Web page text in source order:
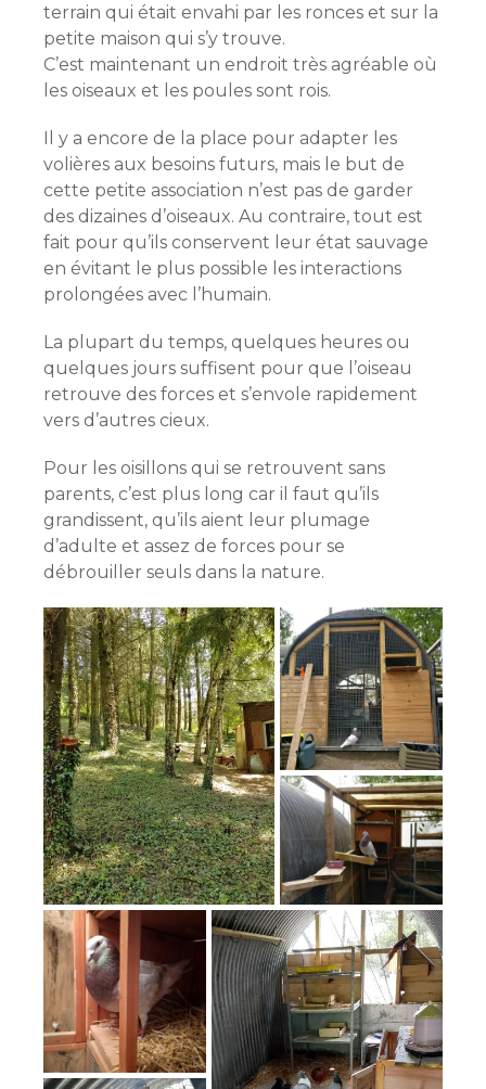
terrain qui était envahi par les ronces et sur la
petite maison qui s’y trouve.
C’est maintenant un endroit très agréable où
les oiseaux et les poules sont rois.
Il y a encore de la place pour adapter les
volières aux besoins futurs, mais le but de
cette petite association n’est pas de garder
des dizaines d’oiseaux. Au contraire, tout est
fait pour qu’ils conservent leur état sauvage
en évitant le plus possible les interactions
prolongées avec l’humain.
La plupart du temps, quelques heures ou
quelques jours suffisent pour que l’oiseau
retrouve des forces et s’envole rapidement
vers d’autres cieux.
Pour les oisillons qui se retrouvent sans
parents, c’est plus long car il faut qu’ils
grandissent, qu’ils aient leur plumage
d’adulte et assez de forces pour se
débrouiller seuls dans la nature.